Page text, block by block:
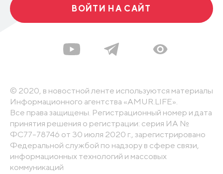
ВОЙТИ НА САЙТ
© 2020, в новостной ленте используются материалы
Информационного агентства «AMUR.LIFE».
Все права защищены. Регистрационный номер и дата
принятия решения о регистрации: серия ИА №
ФС77-78746 от 30 июля 2020 г., зарегистрировано
Федеральной службой по надзору в сфере связи,
информационных технологий и массовых
коммуникаций